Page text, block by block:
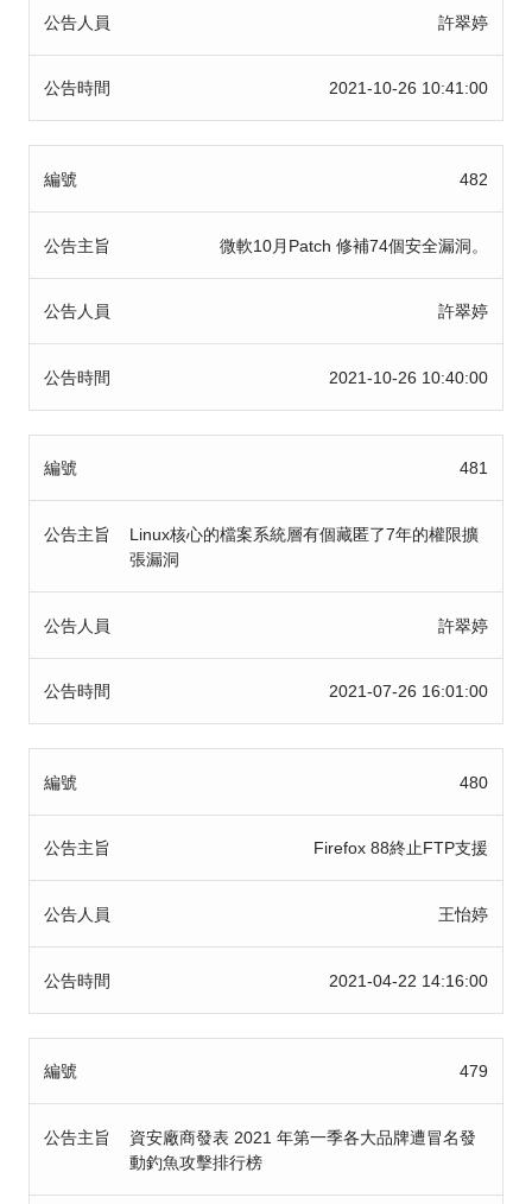
公告人員 許翠婷
公告時間 2021-10-26 10:41:00
編號 482
公告主旨 微軟10月Patch 修補74個安全漏洞。
公告人員 許翠婷
公告時間 2021-10-26 10:40:00
編號 481
公告主旨
Linux核心的檔案系統層有個藏匿了7年的權限擴
張漏洞
公告人員 許翠婷
公告時間 2021-07-26 16:01:00
編號 480
公告主旨 Firefox 88終止FTP支援
公告人員 王怡婷
公告時間 2021-04-22 14:16:00
編號 479
公告主旨
資安廠商發表 2021 年第一季各大品牌遭冒名發
動釣魚攻擊排行榜